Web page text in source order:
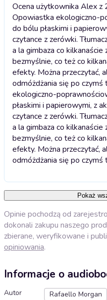
Ocena użytkownika Alex z
Opowiastka ekologiczno-
do bólu płaskimi i
czytance z zerówki.
a la gimbaza co kilkanaście
bezmyślnie, co też co
efekty. Można przeczytać,
odmóżdżania się po czymś
ekologiczno-
płaskimi i papierowymi, z
czytance z zerówki.
a la gimbaza co kilkanaście
bezmyślnie, co też co
efekty. Można przeczytać,
odmóżdżania się po czymś
Pokaż
Opinie pochodzą od
dokonali zakupu naszego
zbierane, weryfikowane i
opiniowania.
Informacje o
Autor
Rafaello Morgan